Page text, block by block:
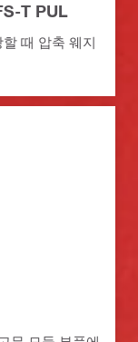
T PUL
때 압축 웨지